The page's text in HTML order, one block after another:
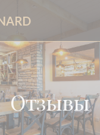
Отзывы